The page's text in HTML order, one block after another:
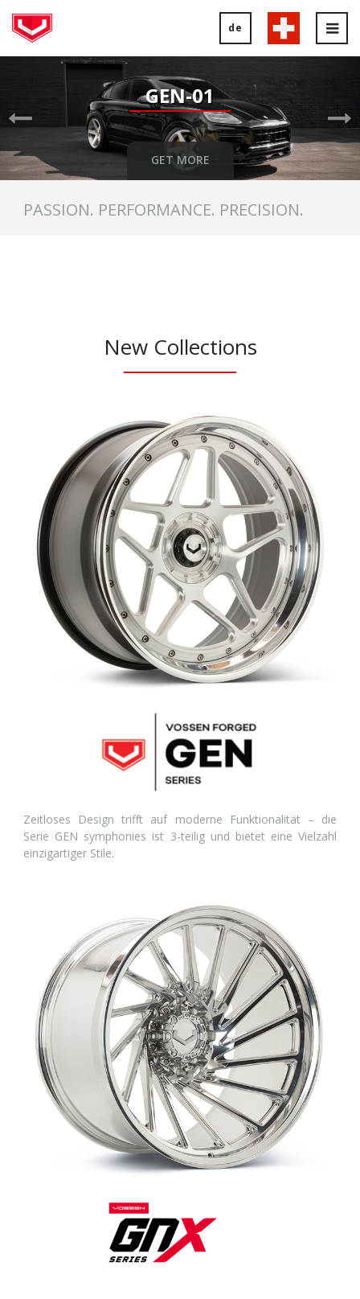
de
GEN-01
GET MORE
Previous
PASSION. PERFORMANCE. PRECISION.
New Collections
Zeitloses Design trifft auf moderne Funktionalität – die
Serie GEN symphonies ist 3-teilig und bietet eine Vielzahl
einzigartiger Stile.